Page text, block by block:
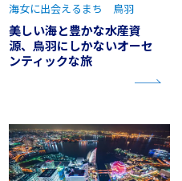
美しい海と豊かな水産資
源、鳥羽にしかないオーセ
ンティックな旅
海女に出会えるまち 鳥羽